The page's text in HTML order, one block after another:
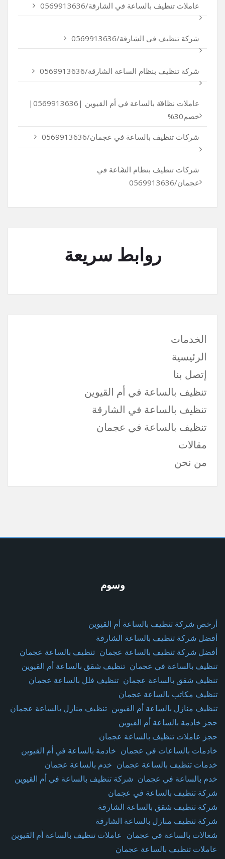
عاملات تنظيف بالساعة في الشارقة/0569913636
شركة تنظيف في الشارقة/0569913636
شركة تنظيف بنظام الساعة الشارقة/0569913636
عاملات نظافة بالساعة في أم القيوين |0569913636|
خصم30%
شركات تنظيف بالساعة في عجمان/0569913636
شركات تنظيف بنظام الساعة في
عجمان/0569913636
روابط سريعة
الخدمات
الرئيسية
إتصل بنا
تنظيف بالساعة في أم القيوين
تنظيف بالساعة في الشارقة
تنظيف بالساعة في عجمان
مقالات
من نحن
وسوم
أرخص شركة تنظيف بالساعة أم القيوين
أفضل شركة تنظيف بالساعة الشارقة
أفضل شركة تنظيف بالساعة عجمان تنظيف بالساعة عجمان
تنظيف بالساعة في عجمان تنظيف شقق بالساعة أم القيوين
تنظيف شقق بالساعة عجمان تنظيف فلل بالساعة عجمان
تنظيف مكاتب بالساعة عجمان
تنظيف منازل بالساعة أم القيوين تنظيف منازل بالساعة عجمان
حجز خادمة بالساعة أم القيوين
حجز عاملات تنظيف بالساعة عجمان
خادمات بالساعات في عجمان خادمة بالساعة في أم القيوين
خدمات تنظيف بالساعة عجمان خدم بالساعة عجمان
خدم بالساعة في عجمان شركة تنظيف بالساعة في أم القيوين
شركة تنظيف بالساعة في عجمان
شركة تنظيف شقق بالساعة الشارقة
شركة تنظيف منازل بالساعة الشارقة
شغالات بالساعة في عجمان عاملات تنظيف بالساعة أم القيوين
عاملات تنظيف بالساعة عجمان